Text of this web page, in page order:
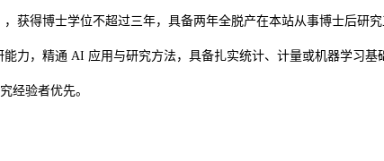
获得博士学位不超过三年，具备两年全脱产在本站从事博士后研究
力，精通 AI 应用与研究方法，具备扎实统计、计量或机器学习基
经验者优先。